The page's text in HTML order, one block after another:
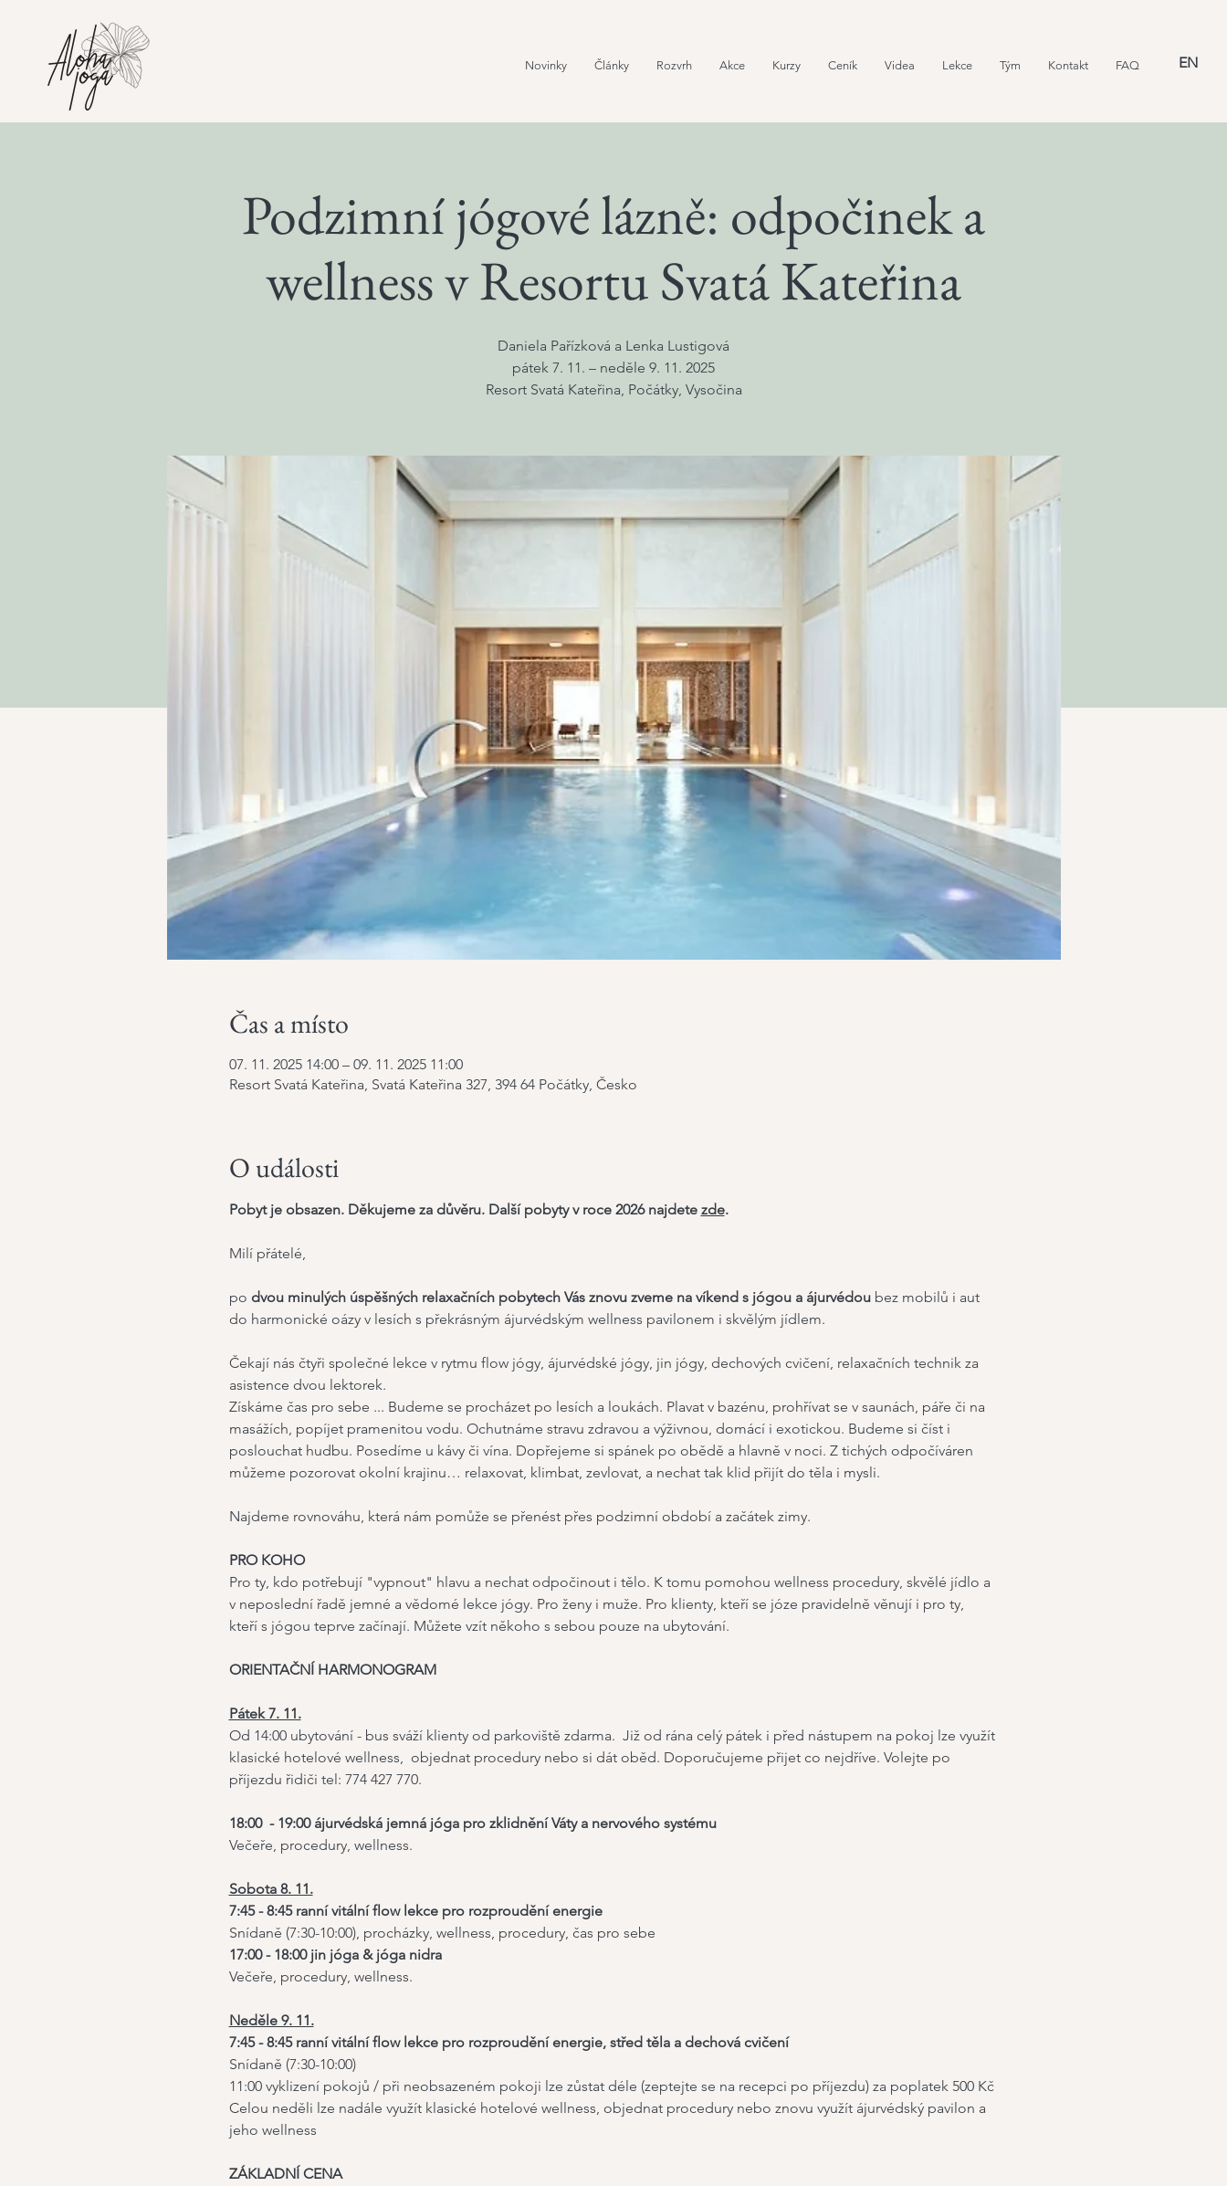
Novinky Články Rozvrh Akce Kurzy Ceník Videa Lekce Tým Kontakt FAQ EN
Podzimní jógové lázně: odpočinek a
wellness v Resortu Svatá Kateřina
Daniela Pařízková a Lenka Lustigová
pátek 7. 11. – neděle 9. 11. 2025
Resort Svatá Kateřina, Počátky, Vysočina
Čas a místo
07. 11. 2025 14:00 – 09. 11. 2025 11:00
Resort Svatá Kateřina, Svatá Kateřina 327, 394 64 Počátky, Česko
O události
Pobyt je obsazen. Děkujeme za důvěru. Další pobyty v roce 2026 najdete zde.
Milí přátelé,
po dvou minulých úspěšných relaxačních pobytech Vás znovu zveme na víkend s jógou a ájurvédou bez mobilů i aut
do harmonické oázy v lesích s překrásným ájurvédským wellness pavilonem i skvělým jídlem.
Čekají nás čtyři společné lekce v rytmu flow jógy, ájurvédské jógy, jin jógy, dechových cvičení, relaxačních technik za
asistence dvou lektorek.
Získáme čas pro sebe ... Budeme se procházet po lesích a loukách. Plavat v bazénu, prohřívat se v saunách, páře či na
masážích, popíjet pramenitou vodu. Ochutnáme stravu zdravou a výživnou, domácí i exotickou. Budeme si číst i
poslouchat hudbu. Posedíme u kávy či vína. Dopřejeme si spánek po obědě a hlavně v noci. Z tichých odpočíváren
můžeme pozorovat okolní krajinu… relaxovat, klimbat, zevlovat, a nechat tak klid přijít do těla i mysli.
Najdeme rovnováhu, která nám pomůže se přenést přes podzimní období a začátek zimy.
PRO KOHO
Pro ty, kdo potřebují "vypnout" hlavu a nechat odpočinout i tělo. K tomu pomohou wellness procedury, skvělé jídlo a
v neposlední řadě jemné a vědomé lekce jógy. Pro ženy i muže. Pro klienty, kteří se józe pravidelně věnují i pro ty,
kteří s jógou teprve začínají. Můžete vzít někoho s sebou pouze na ubytování.
ORIENTAČNÍ HARMONOGRAM
Pátek 7. 11.
Od 14:00 ubytování - bus sváží klienty od parkoviště zdarma.  Již od rána celý pátek i před nástupem na pokoj lze využít
klasické hotelové wellness,  objednat procedury nebo si dát oběd. Doporučujeme přijet co nejdříve. Volejte po
příjezdu řidiči tel: 774 427 770.
18:00  - 19:00 ájurvédská jemná jóga pro zklidnění Váty a nervového systému
Večeře, procedury, wellness.
Sobota 8. 11.
7:45 - 8:45 ranní vitální flow lekce pro rozproudění energie
Snídaně (7:30-10:00), procházky, wellness, procedury, čas pro sebe
17:00 - 18:00 jin jóga & jóga nidra
Večeře, procedury, wellness.
Neděle 9. 11.
7:45 - 8:45 ranní vitální flow lekce pro rozproudění energie, střed těla a dechová cvičení
Snídaně (7:30-10:00)
11:00 vyklizení pokojů / při neobsazeném pokoji lze zůstat déle (zeptejte se na recepci po příjezdu) za poplatek 500 Kč
Celou neděli lze nadále využít klasické hotelové wellness, objednat procedury nebo znovu využít ájurvédský pavilon a
jeho wellness
ZÁKLADNÍ CENA